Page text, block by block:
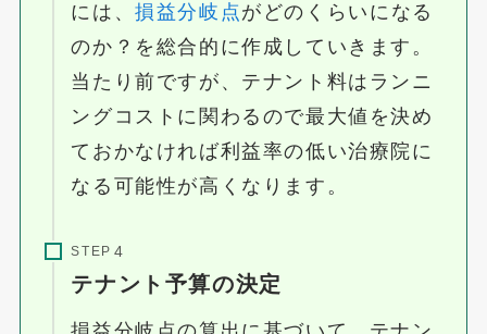
には、損益分岐点がどのくらいになる
のか？を総合的に作成していきます。
当たり前ですが、テナント料はランニ
ングコストに関わるので最大値を決め
ておかなければ利益率の低い治療院に
なる可能性が高くなります。
STEP
テナント予算の決定